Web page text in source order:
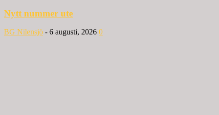
Nytt nummer ute
BG Nilensjö - 6 augusti, 2026 0